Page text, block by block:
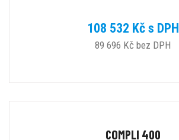
108 532 Kč s DPH
89 696 Kč bez DPH
COMPLI 400